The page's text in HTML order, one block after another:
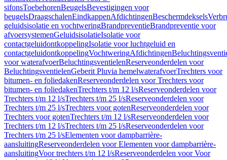
sifonsToebehorenBeugelsBevestigingen voor
beugelsDraagschalenEindkappenAfdichtingenBeschermdeksels
geluidsisolatie en vochtweringBrandpreventieBrandpreventie voor
afvoersystemenGeluidsisolatieIsolatie voor
contactgeluidontkoppelingIsolatie voor luchtgeluid en
contactgeluidontkoppelingVochtweringAfdichtingen
voor waterafvoerBeluchtingsventielenReserveonderdelen voor
BeluchtingsventielenGeberit Pluvia hemelwaterafvoerTrechters voor
bitumen- en foliedakenReserveonderdelen voor Trechters voor
bitumen- en foliedakenTrechters t/m 12 l/sReserveonderdelen voor
Trechters t/m 12 l/sTrechters t/m 25 l/sReserveonderdelen voor
Trechters t/m 25 l/sTrechters voor gotenReserveonderdelen voor
Trechters voor gotenTrechters t/m 12 l/sReserveonderdelen voor
Trechters t/m 12 l/sTrechters t/m 25 l/sReserveonderdelen voor
Trechters t/m 25 l/sElementen voor dampbarrière-
aansluitingReserveonderdelen voor Elementen voor dampbarrière-
aansluitingVoor trechters t/m 12 l/sReserveonderdelen voor Voor